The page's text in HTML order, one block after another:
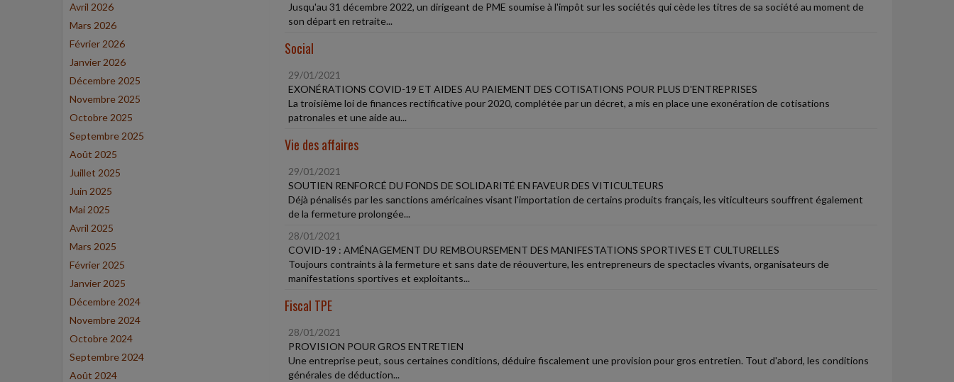
Avril 2026
Mars 2026
Février 2026
Janvier 2026
Décembre 2025
Novembre 2025
Octobre 2025
Septembre 2025
Août 2025
Juillet 2025
Juin 2025
Mai 2025
Avril 2025
Mars 2025
Février 2025
Janvier 2025
Décembre 2024
Novembre 2024
Octobre 2024
Septembre 2024
Août 2024
Jusqu'au 31 décembre 2022, un dirigeant de PME soumise à l'impôt sur les sociétés qui cède les titres de sa société au moment de
son départ en retraite...
Social
29/01/2021
EXONÉRATIONS COVID-19 ET AIDES AU PAIEMENT DES COTISATIONS POUR PLUS D'ENTREPRISES
La troisième loi de finances rectificative pour 2020, complétée par un décret, a mis en place une exonération de cotisations
patronales et une aide au...
Vie des affaires
29/01/2021
SOUTIEN RENFORCÉ DU FONDS DE SOLIDARITÉ EN FAVEUR DES VITICULTEURS
Déjà pénalisés par les sanctions américaines visant l'importation de certains produits français, les viticulteurs souffrent également
de la fermeture prolongée...
28/01/2021
COVID-19 : AMÉNAGEMENT DU REMBOURSEMENT DES MANIFESTATIONS SPORTIVES ET CULTURELLES
Toujours contraints à la fermeture et sans date de réouverture, les entrepreneurs de spectacles vivants, organisateurs de
manifestations sportives et exploitants...
Fiscal TPE
28/01/2021
PROVISION POUR GROS ENTRETIEN
Une entreprise peut, sous certaines conditions, déduire fiscalement une provision pour gros entretien. Tout d'abord, les conditions
générales de déduction...